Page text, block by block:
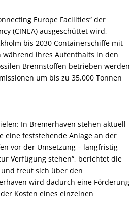
Europe Facilities“ der
(CINEA) ausgeschüttet wird,
bis 2030 Containerschiffe mit
während ihres Aufenthalts in den
Brennstoffen betrieben werden
um bis zu 35.000 Tonnen
In Bremerhaven stehen aktuell
eine feststehende Anlage an der
vor der Umsetzung – langfristig
Verfügung stehen“, berichtet die
freut sich über den
wird dadurch eine Förderung
Kosten eines einzelnen